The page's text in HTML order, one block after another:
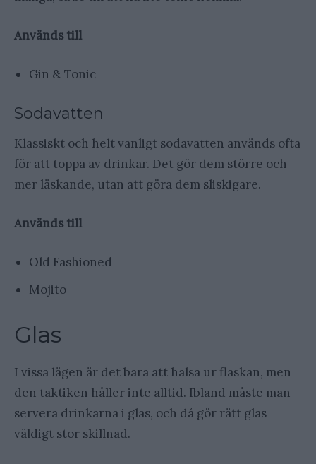
Används till
Gin & Tonic
Sodavatten
Klassiskt och helt vanligt sodavatten används ofta
för att toppa av drinkar. Det gör dem större och
mer läskande, utan att göra dem sliskigare.
Används till
Old Fashioned
Mojito
Glas
I vissa lägen är det bara att halsa ur flaskan, men
den taktiken håller inte alltid. Ibland måste man
servera drinkarna i glas, och då gör rätt glas
väldigt stor skillnad.